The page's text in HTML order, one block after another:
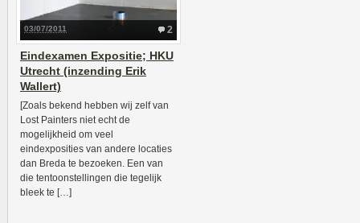
2
03/07/2011
Eindexamen Expositie; HKU
Utrecht (inzending Erik
Wallert)
[Zoals bekend hebben wij zelf van
Lost Painters niet echt de
mogelijkheid om veel
eindexposities van andere locaties
dan Breda te bezoeken. Een van
die tentoonstellingen die tegelijk
bleek te […]